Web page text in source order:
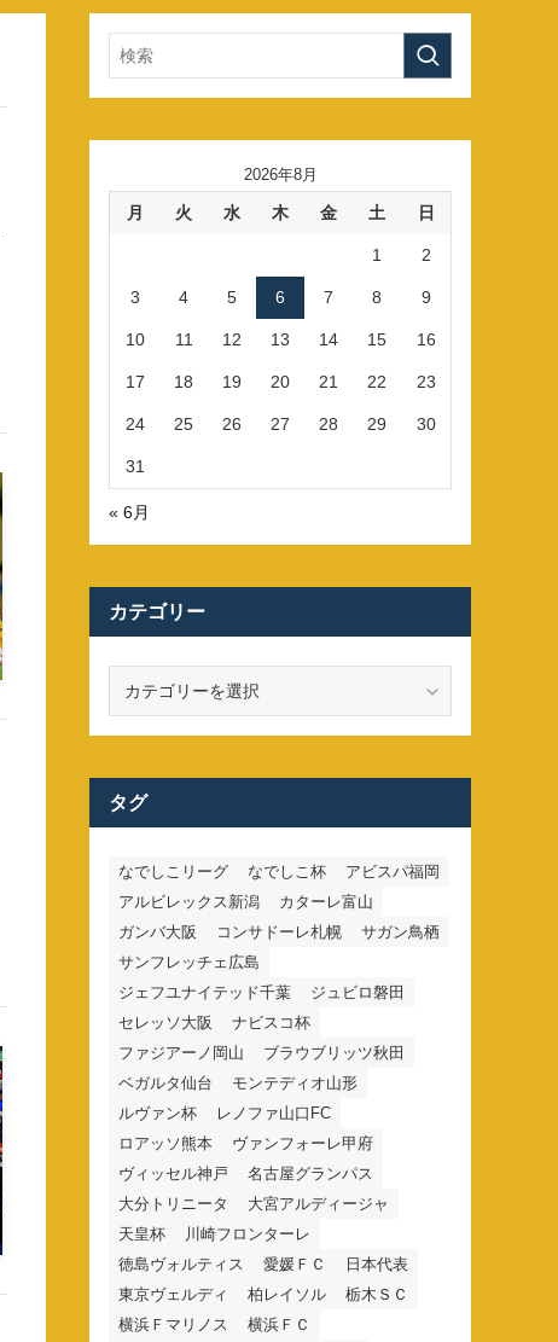
2026年8月
月 火 水 木 金 土 日
1 2
3 4 5 6 7 8 9
10 11 12 13 14 15 16
17 18 19 20 21 22 23
24 25 26 27 28 29 30
31
« 6月
カテゴリー
ー
タグ
なでしこリーグ なでしこ杯
アビスパ福岡
アルビレックス新潟
カターレ富山
ガンバ大阪
コンサドーレ札幌
サガン鳥栖
サンフレッチェ広島
ジェフユナイテッド千葉
ジュビロ磐田
セレッソ大阪
ナビスコ杯
ファジアーノ岡山
ブラウブリッツ秋田
ベガルタ仙台
モンテディオ山形
ルヴァン杯
レノファ山口FC
ロアッソ熊本
ヴァンフォーレ甲府
ヴィッセル神戸
名古屋グランパス
大分トリニータ
大宮アルディージャ
天皇杯
川崎フロンターレ
徳島ヴォルティス
愛媛ＦＣ
日本代表
東京ヴェルディ
柏レイソル
栃木ＳＣ
横浜Ｆマリノス
横浜ＦＣ